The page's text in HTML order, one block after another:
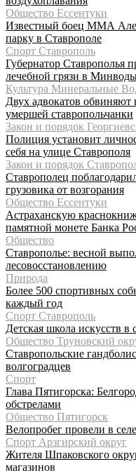
Общество Ессентуки
Известный боец ММА
парку в Ставрополе
Спорт Ставрополь
Губернатор Ставрополья
лечебной грязи в
Культура Минеральные
Двух адвокатов
умершей ставропольчанки
Закон и порядок
Полиция установит
себя на улице Ставрополя
Закон и порядок
Ставрополец
грузовика от возгорания
Общество Ессентуки
Астраханскую
памятной монете Банка
Общество
Ставрополье: весной
лесовосстановлению
Природа
Более 500 спортивных
каждый год
Спорт Ставрополь
Детская школа искусств
Общество Труновский
Ставропольские
волгоградцев
Спорт
Глава Пятигорска:
обстрелами
Общество Пятигорск
Велопробег провели в
Спорт Арзгирский округ
Жителя Шпаковского
магазинов